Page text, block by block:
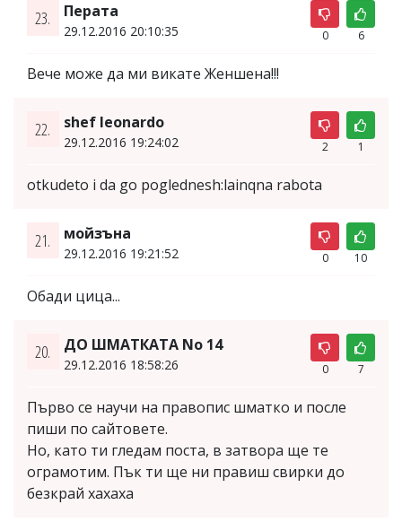
23. Перата
29.12.2016 20:10:35 0 6
Вече може да ми викате Женшена!!!
22. shef leonardo
29.12.2016 19:24:02 2 1
otkudeto i da go poglednesh:lainqna rabota
21. мойзъна
29.12.2016 19:21:52 0 10
Обади цица...
20. ДО ШМАТКАТА No 14
29.12.2016 18:58:26 0 7
Първо се научи на правопис шматко и после
пиши по сайтовете.
Но, като ти гледам поста, в затвора ще те
ограмотим. Пък ти ще ни правиш свирки до
безкрай хахаха